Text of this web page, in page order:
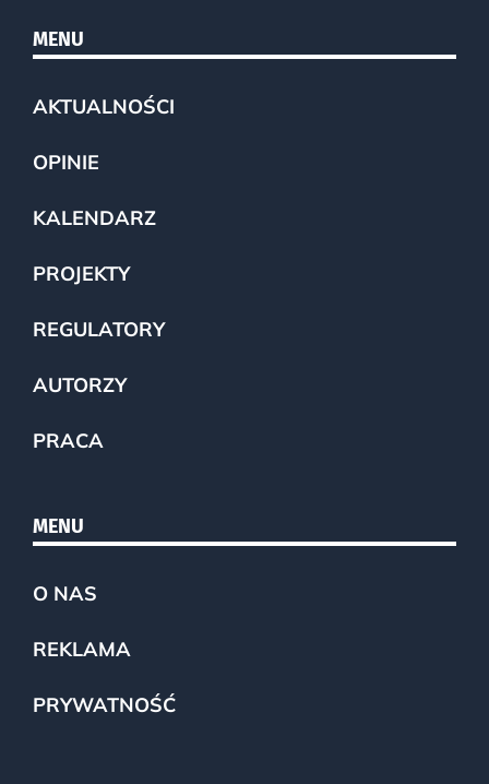
MENU
AKTUALNOŚCI
OPINIE
KALENDARZ
PROJEKTY
REGULATORY
AUTORZY
PRACA
MENU
O NAS
REKLAMA
PRYWATNOŚĆ